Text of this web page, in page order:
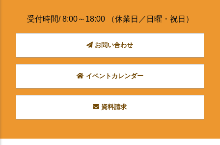
受付時間/ 8:00～18:00 （休業日／日曜・祝日）
お問い合わせ
イベントカレンダー
資料請求